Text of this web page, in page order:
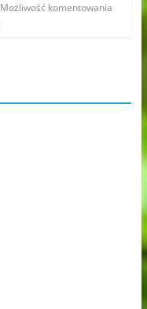
Możliwość komentowania